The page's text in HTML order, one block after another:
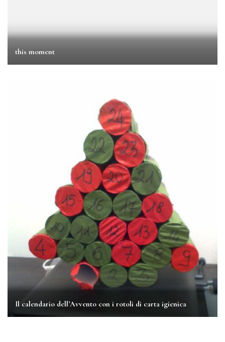
this moment
Il calendario dell’Avvento con i rotoli di carta igienica